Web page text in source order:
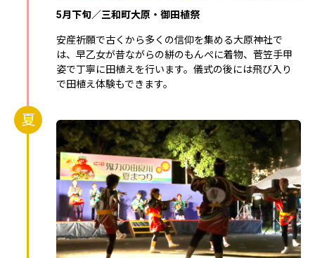
5月下旬／三和町大原・御田植祭
安産祈願で古くから多くの信仰を集める大原神社で
は、早乙女が昔ながらの絣のもんぺに着物、菅笠手甲
姿で丁寧に田植えを行います。儀式の後には飛び入り
で田植え体験もできます。
夏